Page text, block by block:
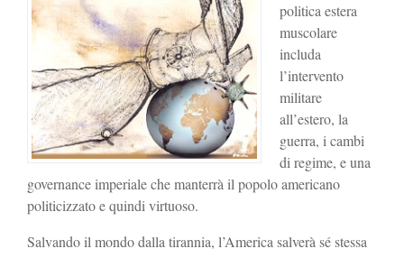
politica estera
muscolare
includa
l’intervento
militare
all’estero, la
guerra, i cambi
di regime, e una
governance imperiale che manterrà il popolo americano
politicizzato e quindi virtuoso.
Salvando il mondo dalla tirannia, l’America salverà sé stessa